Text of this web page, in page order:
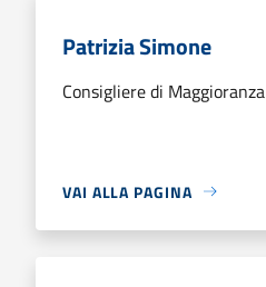
Patrizia Simone
Consigliere di Maggioranza
VAI ALLA PAGINA